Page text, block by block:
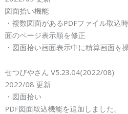
図面拾い機能
・ 複数図面があるPDFファイル取込
面のページ表示順を修正
・図面拾い画面表示中に積算画面を
せつびやさん V5.23.04(2022/08)
2022/08 更新
・図面拾い
PDF図面取込機能を追加しました。